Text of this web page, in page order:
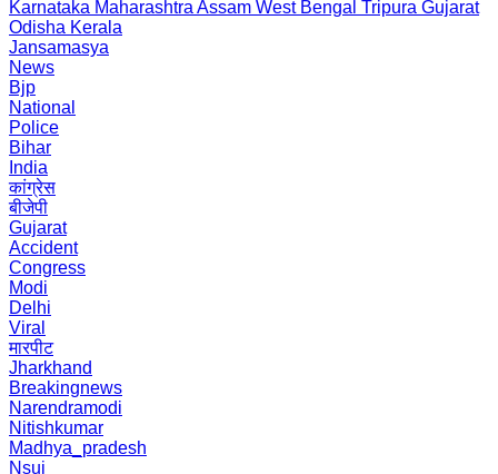
Karnataka Maharashtra Assam West Bengal Tripura Gujarat
Odisha Kerala
Jansamasya
News
Bjp
National
Police
Bihar
India
कांग्रेस
बीजेपी
Gujarat
Accident
Congress
Modi
Delhi
Viral
मारपीट
Jharkhand
Breakingnews
Narendramodi
Nitishkumar
Madhya_pradesh
Nsui